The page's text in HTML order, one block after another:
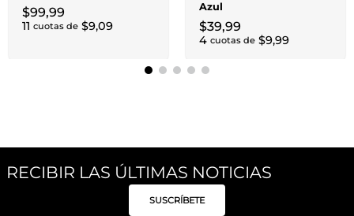
$99,99
11 cuotas de $9,09
Azul
$39,99
4 cuotas de $9,99
RECIBIR LAS ÚLTIMAS NOTICIAS
SUSCRÍBETE